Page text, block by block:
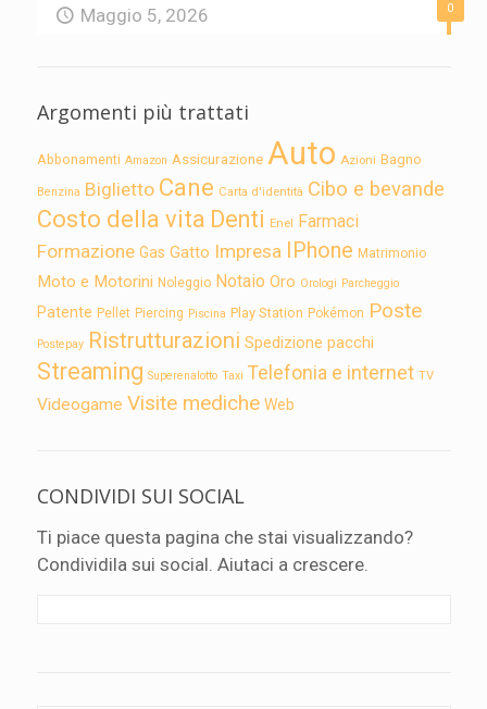
0
Maggio 5, 2026
Argomenti più trattati
Abbonamenti Amazon Assicurazione Auto Azioni Bagno
Benzina Biglietto Cane Carta d'identità Cibo e bevande
Costo della vita Denti Enel Farmaci
Formazione Gas Gatto Impresa IPhone Matrimonio
Moto e Motorini Noleggio Notaio Oro Orologi Parcheggio
Patente Pellet Piercing Piscina Play Station Pokémon Poste
Postepay Ristrutturazioni Spedizione pacchi
Streaming Superenalotto Taxi Telefonia e internet TV
Videogame Visite mediche Web
CONDIVIDI SUI SOCIAL
Ti piace questa pagina che stai visualizzando?
Condividila sui social. Aiutaci a crescere.